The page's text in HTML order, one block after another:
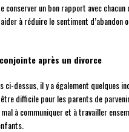
conserver un bon rapport avec
à réduire le sentiment d’abandon
après un divorce
ci-dessus, il y a également quelques
difficile pour les parents de
à communiquer et à travailler